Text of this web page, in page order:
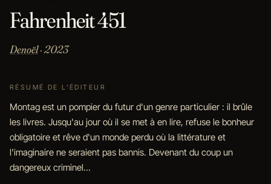
Fahrenheit 451
Denoël· 2023
RÉSUMÉ DE L'ÉDITEUR
Montag est un pompier du futur d'un genre particulier : il brûle
les livres. Jusqu'au jour où il se met à en lire, refuse le bonheur
obligatoire et rêve d'un monde perdu où la littérature et
l'imaginaire ne seraient pas bannis. Devenant du coup un
dangereux criminel...